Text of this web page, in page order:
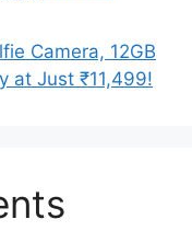
Camera, 12GB
at Just ₹11,499!